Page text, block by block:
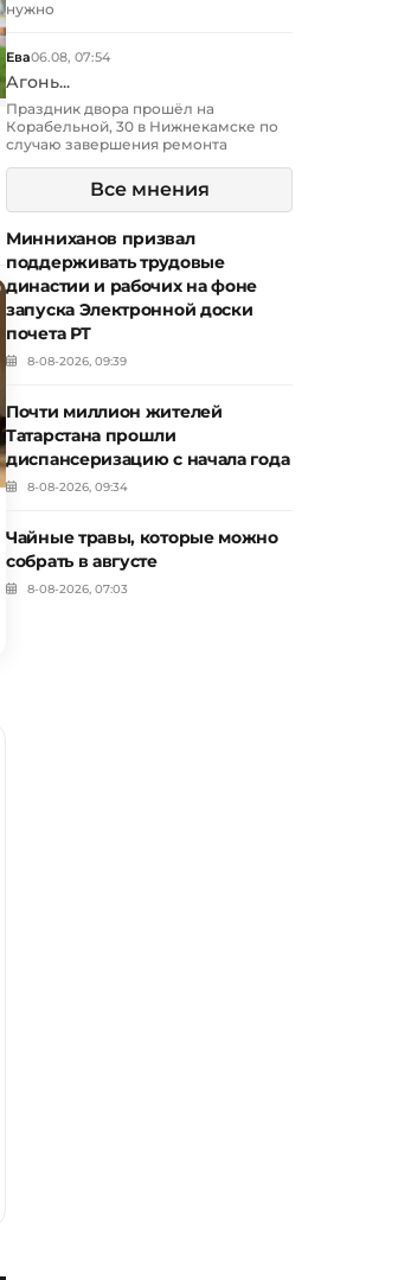
нужно
Ева06.08, 07:54
Агонь...
Праздник двора прошёл на
Корабельной, 30 в Нижнекамске по
случаю завершения ремонта
Все мнения
Минниханов призвал
поддерживать трудовые
династии и рабочих на фоне
запуска Электронной доски
почета РТ
8-08-2026, 09:39
Почти миллион жителей
Татарстана прошли
диспансеризацию с начала года
8-08-2026, 09:34
Чайные травы, которые можно
собрать в августе
8-08-2026, 07:03